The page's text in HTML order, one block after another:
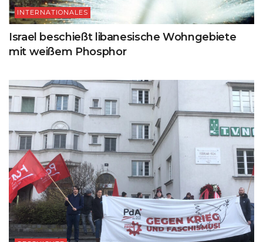
INTERNATIONALES
Israel beschießt libanesische Wohngebiete
mit weißem Phosphor